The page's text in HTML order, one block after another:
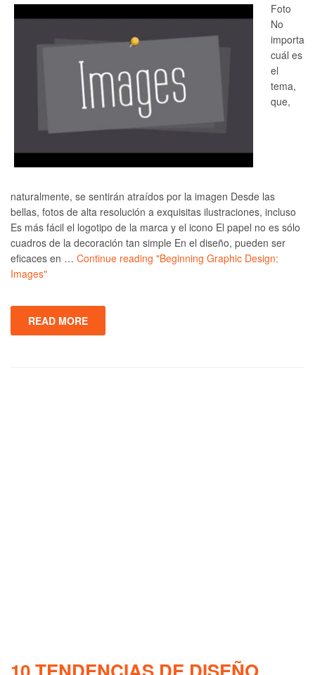
Foto
No
importa
cuál es
el
tema,
que,
naturalmente, se sentirán atraídos por la imagen Desde las
bellas, fotos de alta resolución a exquisitas ilustraciones, incluso
Es más fácil el logotipo de la marca y el icono El papel no es sólo
cuadros de la decoración tan simple En el diseño, pueden ser
eficaces en … Continue reading "Beginning Graphic Design:
Images"
READ MORE